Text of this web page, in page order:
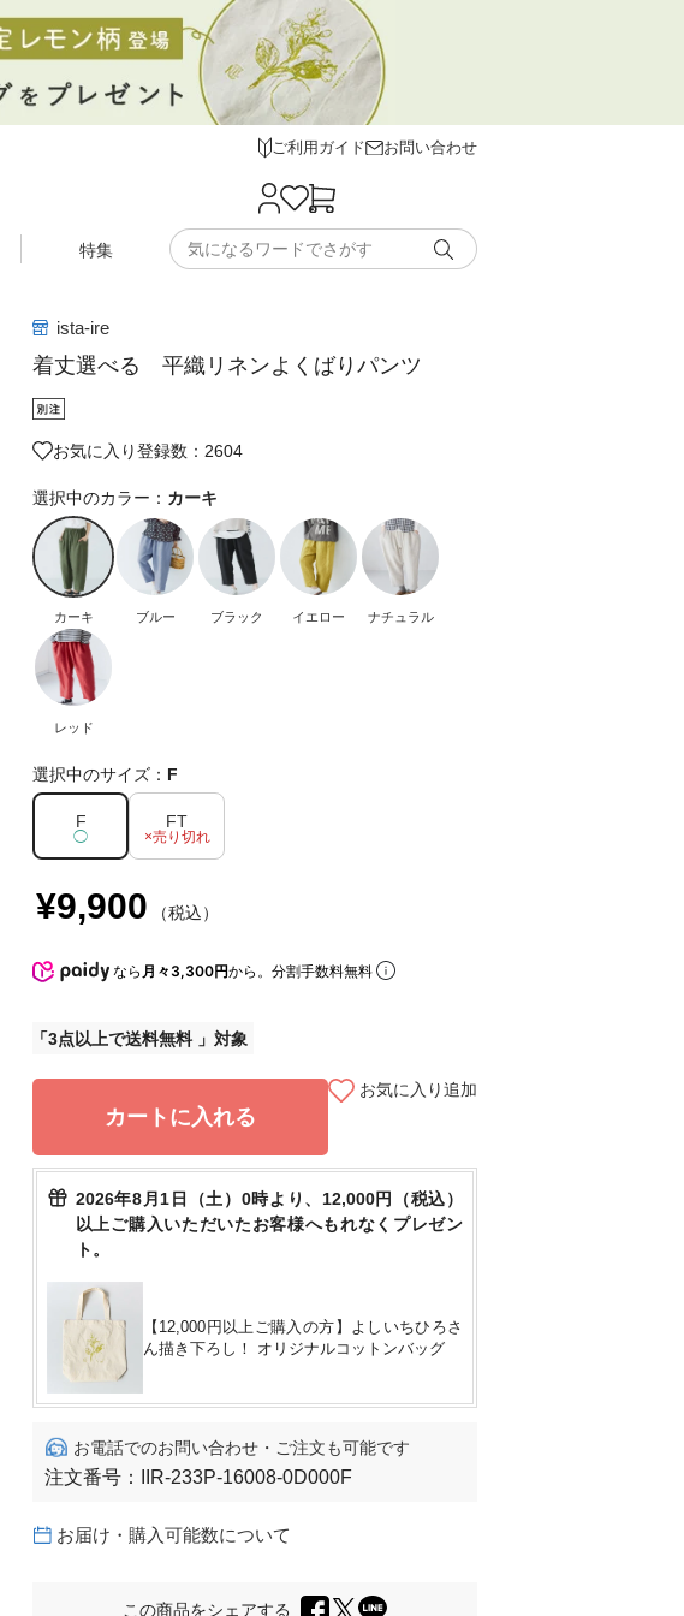
ご利用ガイド お問い合わせ
特集
身長160cm/ F
ista-ire
着丈選べる 平織リネンよくばりパンツ
お気に入り登録数：2604
選択中のカラー： カーキ
カーキ ブルー ブラック イエロー ナチュラル
レッド
選択中のサイズ： F
F
◯
FT
×売り切れ
¥9,900 （税込）
なら 月々3,300円から。分割手数料無料
3点以上で送料無料
カートに入れる
お気に入り追加
2026年8月1日（土）0時より、12,000円（税込）
以上ご購入いただいたお客様へもれなくプレゼン
ト。
【12,000円以上ご購入の方】よしいちひろさ
ん描き下ろし！ オリジナルコットンバッグ
お電話でのお問い合わせ・ご注文も可能です
注文番号： IIR-233P-16008-0D000F
お届け・購入可能数について
この商品をシェアする